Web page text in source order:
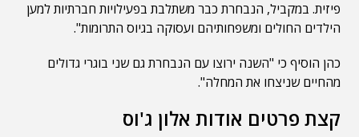
פיזית. במקביל, הנבחרת כבר משתלבת בפעילויות חברתיות למען
הילדים החולים ומשפחותיהם ועסוקה בגיוס התרומות".
כהן הוסיף כי "השנה ירוצו עם הנבחרת גם שני בוגרי גדולים
מהחיים שניצחו את המחלה".
קצת פרטים אודות אלון ג'וס